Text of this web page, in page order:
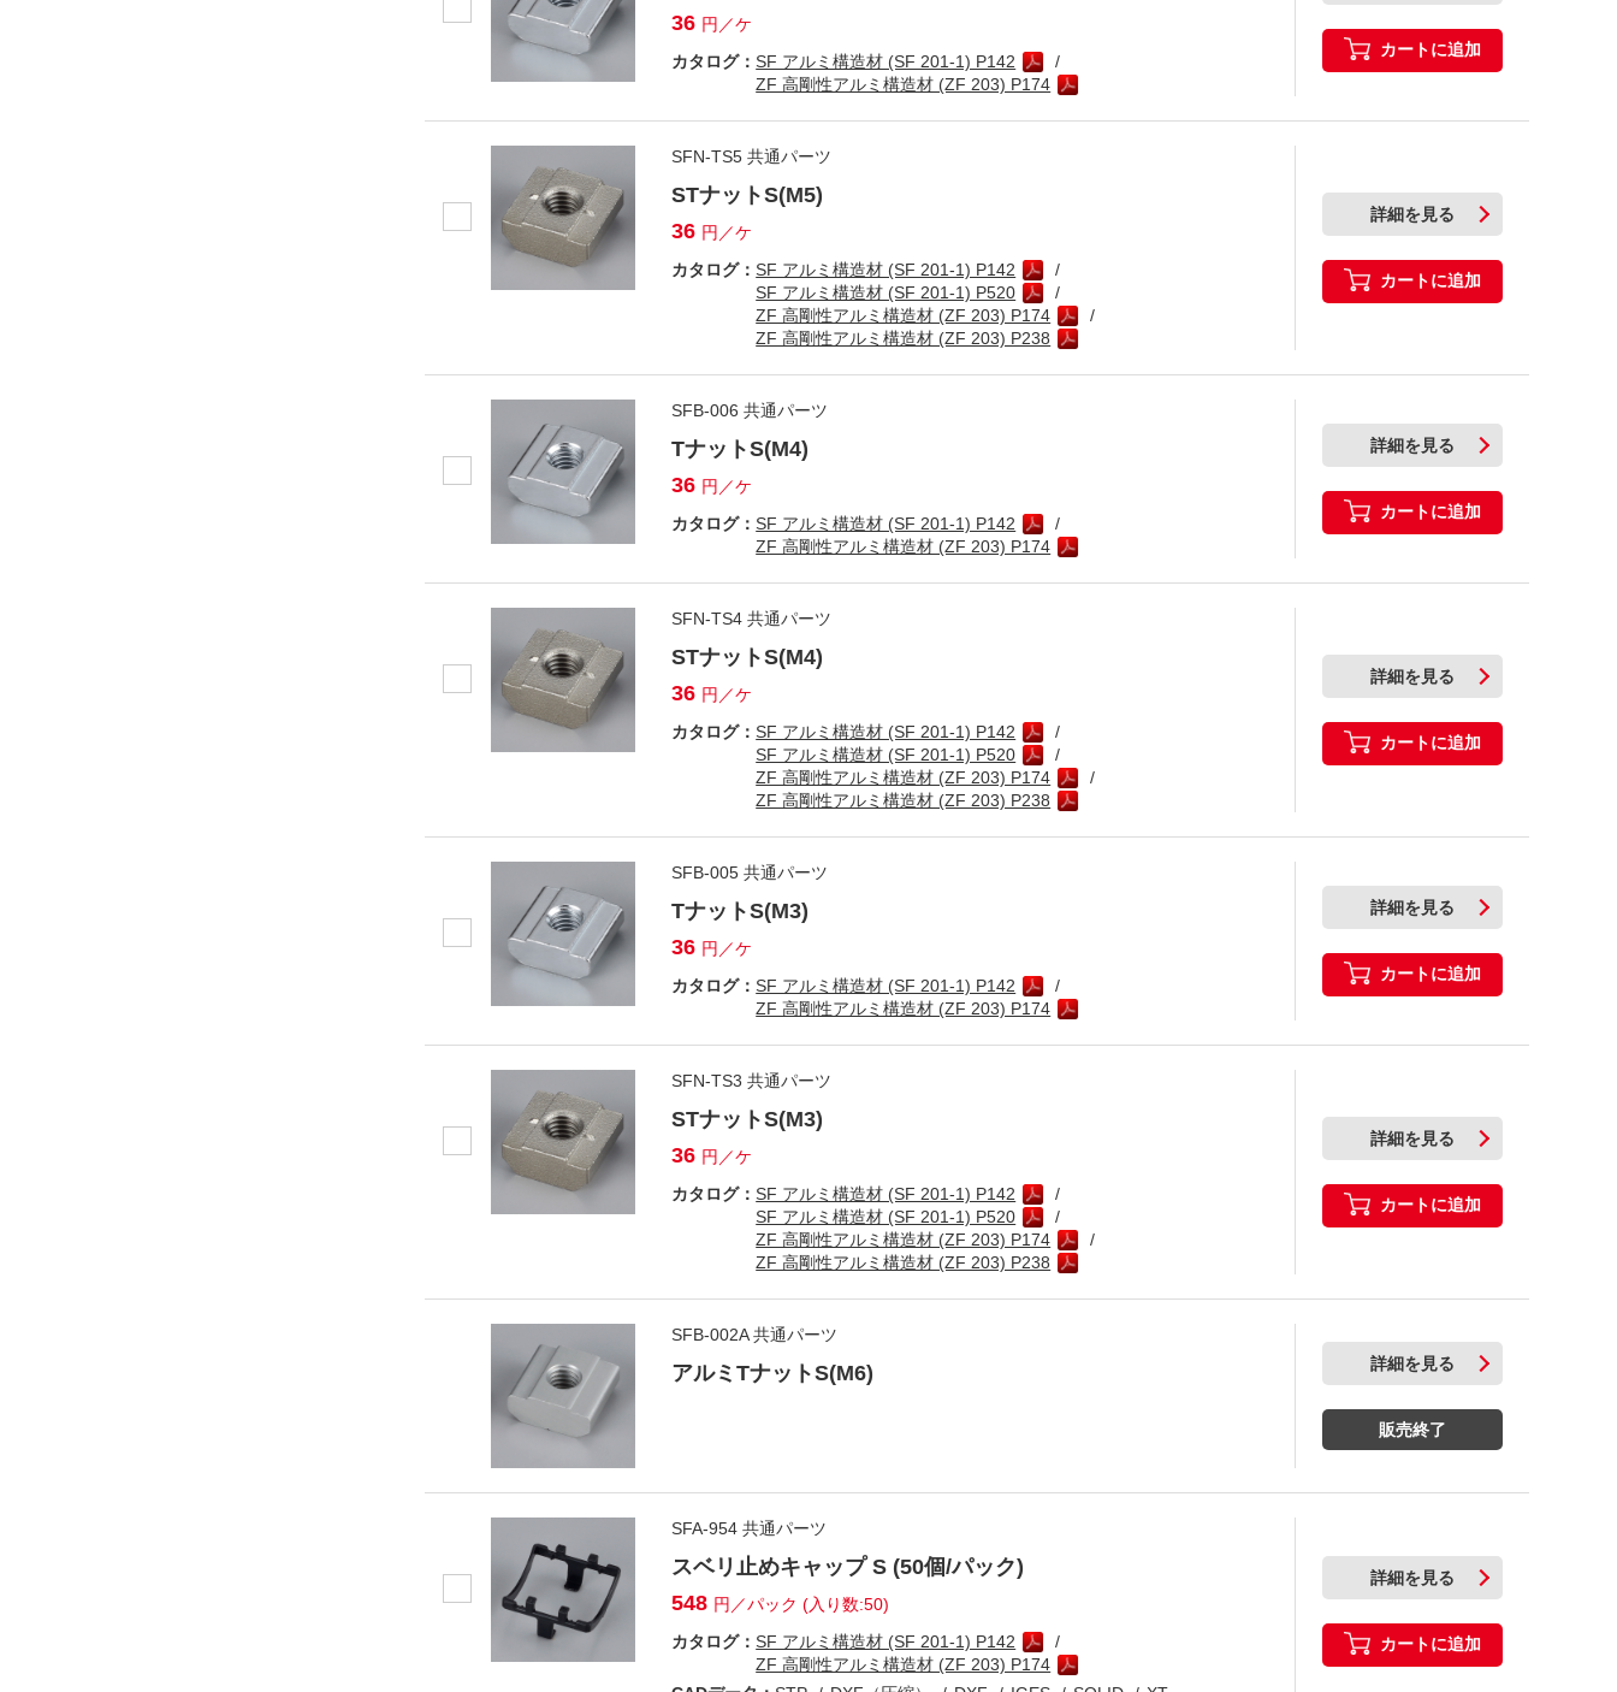
36 円／ケ
カタログ：SF アルミ構造材 (SF 201-1) P142
ZF 高剛性アルミ構造材 (ZF 203) P174
カートに追加
SFN-TS5 共通パーツ
STナットS(M5)
36 円／ケ
カタログ：SF アルミ構造材 (SF 201-1) P142
SF アルミ構造材 (SF 201-1) P520
ZF 高剛性アルミ構造材 (ZF 203) P174
ZF 高剛性アルミ構造材 (ZF 203) P238
詳細を見る
カートに追加
SFB-006 共通パーツ
TナットS(M4)
36 円／ケ
カタログ：SF アルミ構造材 (SF 201-1) P142
ZF 高剛性アルミ構造材 (ZF 203) P174
詳細を見る
カートに追加
SFN-TS4 共通パーツ
STナットS(M4)
36 円／ケ
カタログ：SF アルミ構造材 (SF 201-1) P142
SF アルミ構造材 (SF 201-1) P520
ZF 高剛性アルミ構造材 (ZF 203) P174
ZF 高剛性アルミ構造材 (ZF 203) P238
詳細を見る
カートに追加
SFB-005 共通パーツ
TナットS(M3)
36 円／ケ
カタログ：SF アルミ構造材 (SF 201-1) P142
ZF 高剛性アルミ構造材 (ZF 203) P174
詳細を見る
カートに追加
SFN-TS3 共通パーツ
STナットS(M3)
36 円／ケ
カタログ：SF アルミ構造材 (SF 201-1) P142
SF アルミ構造材 (SF 201-1) P520
ZF 高剛性アルミ構造材 (ZF 203) P174
ZF 高剛性アルミ構造材 (ZF 203) P238
詳細を見る
カートに追加
SFB-002A 共通パーツ
アルミTナットS(M6) 詳細を見る
販売終了
SFA-954 共通パーツ
スベリ止めキャップ S (50個/パック)
548 円／パック (入り数:50)
カタログ：SF アルミ構造材 (SF 201-1) P142
ZF 高剛性アルミ構造材 (ZF 203) P174
詳細を見る
カートに追加